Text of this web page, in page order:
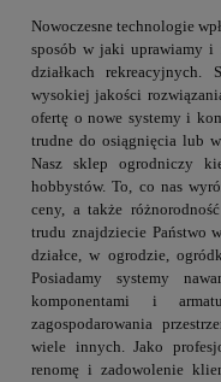
Nowoczesne technologie
sposób w jaki uprawiamy i
działkach rekreacyjnych.
wysokiej jakości
ofertę o nowe systemy i
trudne do osiągnięcia lub
Nasz sklep ogrodniczy
hobbystów. To, co nas
ceny, a także
trudu znajdziecie Państwo
działce, w ogrodzie,
Posiadamy systemy
komponentami i
zagospodarowania
wiele innych. Jako
renomę i zadowolenie